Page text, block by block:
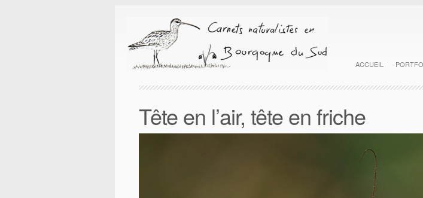
ACCUEIL
Tête en l’air, tête en friche